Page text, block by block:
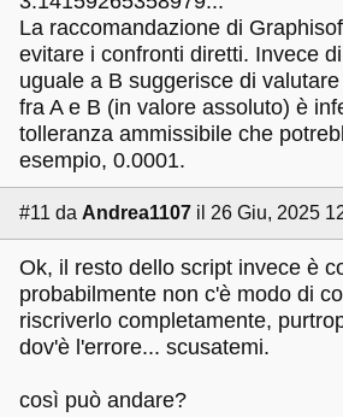
La raccomandazione di
evitare i confronti diretti. Invece
uguale a B suggerisce di
fra A e B (in valore assoluto) è
tolleranza ammissibile che
esempio, 0.0001.
#11 da Andrea1107 il 26 Giu, 2025
Ok, il resto dello script invece è
probabilmente non c'è modo di
riscriverlo completamente,
dov'è l'errore... scusatemi.
così può andare?